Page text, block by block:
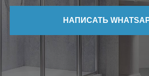
НАПИСАТЬ